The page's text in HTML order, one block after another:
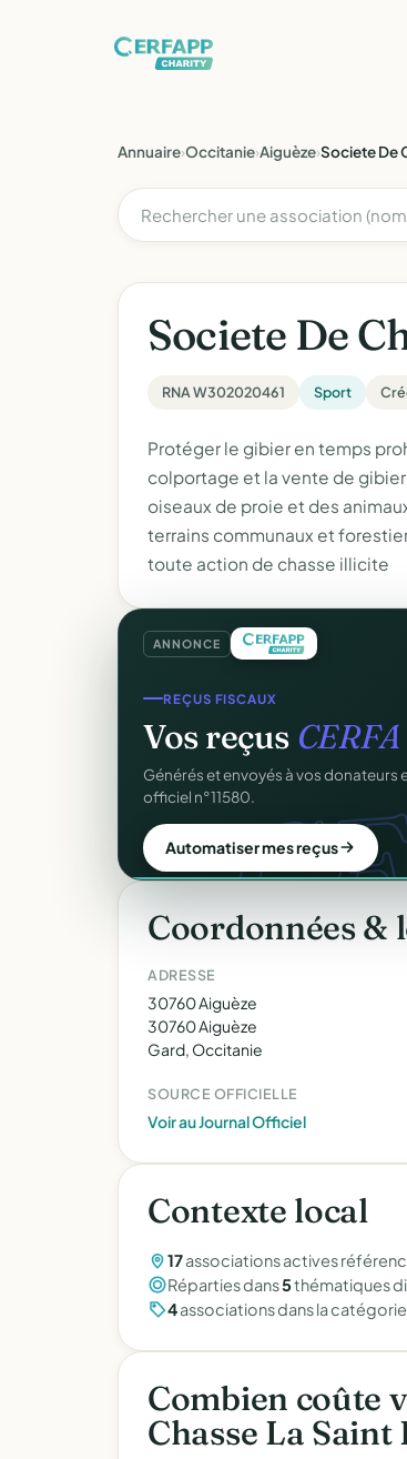
Annuaire›Occitanie›Aiguèze›Societe De
Societe De
RNA W302020461 Sport
Protéger le gibier en temps
colportage et la vente de
oiseaux de proie et des
terrains communaux et
toute action de chasse illicite
ANNONCE
CRM ASSOCIATIF
UnCRM complet
Fiches donateurs, historique des
fichiers Excel.
Découvrir le CRM gratuit
Coordonnées &
ADRESSE
30760 Aiguèze
30760 Aiguèze
Gard, Occitanie
SOURCE OFFICIELLE
Voir au Journal Officiel
Contexte local
17associations actives
Réparties dans5thématiques
4associations dans la
Combien coûte
Chasse La